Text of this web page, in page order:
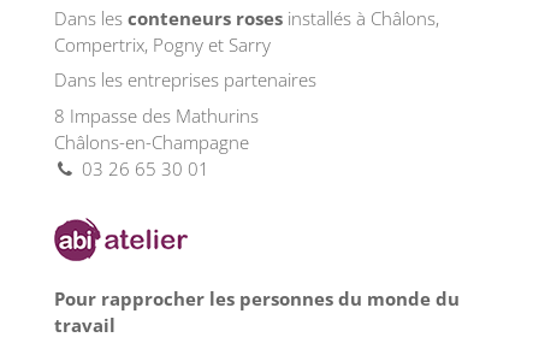
Dans les conteneurs rosesinstallés à Châlons,
Compertrix, Pogny et Sarry
Dans les entreprises partenaires
8 Impasse des Mathurins
Châlons-en-Champagne
03 26 65 30 01
Pour rapprocher les personnes du monde du
travail